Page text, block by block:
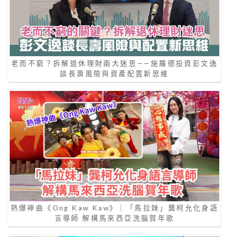
老而不窮？拆解退休理財兩大迷思——施羅德投資彭文逸
談長壽風險與資產配置新思維
熱爆神曲《Ong Kaw Kaw》｜「馬拉妹」龔柯允化身語
言導師 解構馬來西亞洗腦賀年歌